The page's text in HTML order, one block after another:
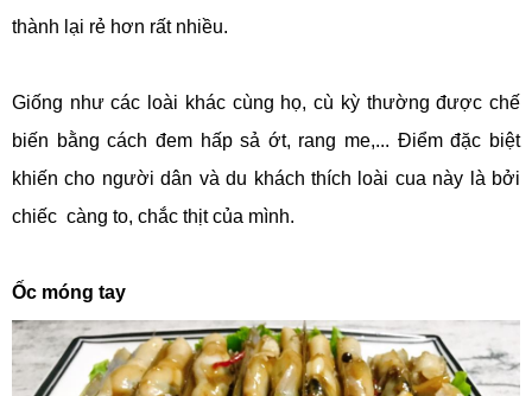
thành lại rẻ hơn rất nhiều.
Giống như các loài khác cùng họ, cù kỳ thường được chế
biến bằng cách đem hấp sả ớt, rang me,... Điểm đặc biệt
khiến cho người dân và du khách thích loài cua này là bởi
chiếc càng to, chắc thịt của mình.
Ốc móng tay